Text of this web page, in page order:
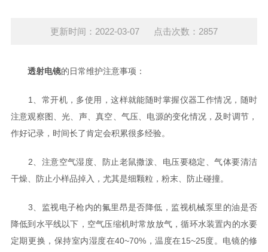
更新时间：2022-03-07 点击次数：2857
透射电镜的日常维护注意事项：
1、常开机，多使用，这样就能随时掌握仪器工作情况，随时
注意观察图、光、声、真空、气压、电源的变化情况，及时调节，
作好记录，时间长了肯定会积累很多经验。
2、注意空气湿度、防止老鼠撒泼、电压要稳定、气体要清洁
干燥、防止小样品掉入，尤其是细颗粒，粉末、防止碰撞。
3、监视电子枪内的氟里昂是否降低，监视机械泵里的油是否
降低到水平线以下，空气压缩机时常放放气，循环水装置内的水要
定期更换，保持室内湿度在40~70%，温度在15~25度。电镜的修